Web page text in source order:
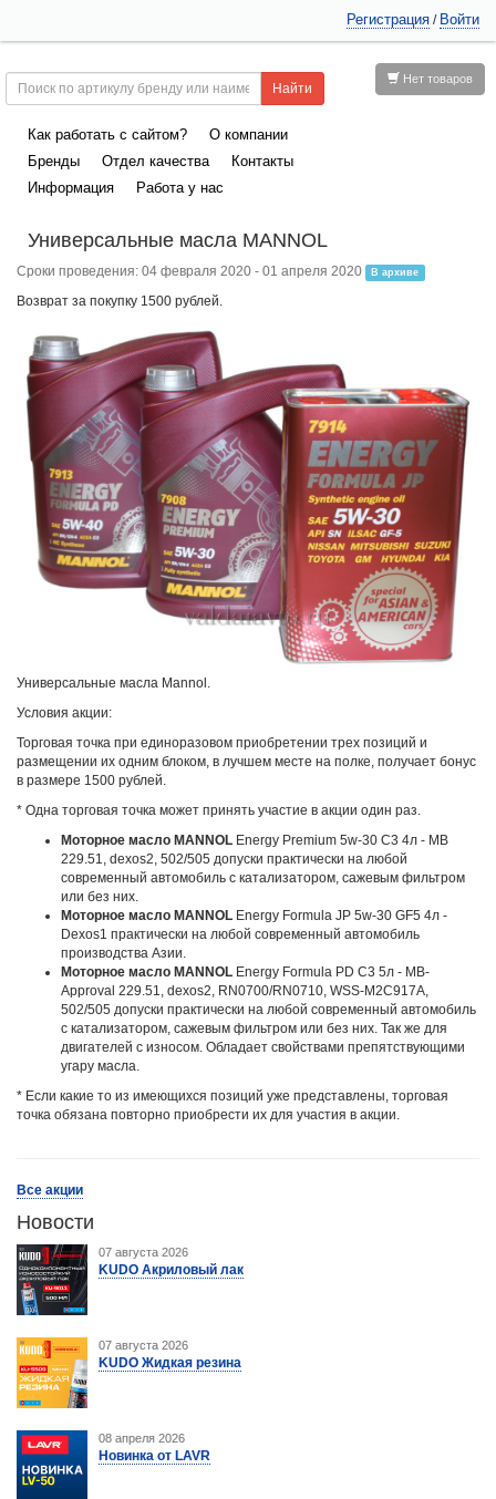
Регистрация / Войти
Нет товаров
Как работать с сайтом?
О компании
Бренды
Отдел качества
Контакты
Информация
Работа у нас
Универсальные масла MANNOL
Сроки проведения: 04 февраля 2020 - 01 апреля 2020 В архиве
Возврат за покупку 1500 рублей.
Универсальные масла Mannol.
Условия акции:
Торговая точка при единоразовом приобретении трех позиций и
размещении их одним блоком, в лучшем месте на полке, получает бонус
в размере 1500 рублей.
* Одна торговая точка может принять участие в акции один раз.
Моторное масло MANNOL Energy Premium 5w-30 C3 4л - MB
229.51, dexos2, 502/505 допуски практически на любой
современный автомобиль с катализатором, сажевым фильтром
или без них.
Моторное масло MANNOL Energy Formula JP 5w-30 GF5 4л -
Dexos1 практически на любой современный автомобиль
производства Азии.
Моторное масло MANNOL Energy Formula PD C3 5л - MB-
Approval 229.51, dexos2, RN0700/RN0710, WSS-M2C917A,
502/505 допуски практически на любой современный автомобиль
с катализатором, сажевым фильтром или без них. Так же для
двигателей с износом. Обладает свойствами препятствующими
угару масла.
* Если какие то из имеющихся позиций уже представлены, торговая
точка обязана повторно приобрести их для участия в акции.
Все акции
Новости
07 августа 2026
KUDO Акриловый лак
07 августа 2026
KUDO Жидкая резина
08 апреля 2026
Новинка от LAVR